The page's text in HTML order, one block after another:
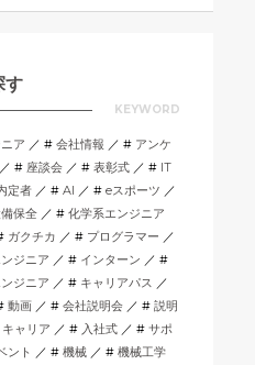
す
KEYWORD
ア 会社情報
アンケ
座談会 表彰式
IT
定者 AI
eスポーツ
保全
化学系エンジニア
ガクチカ
プログラマー
ジニア
インターン
ジニア
キャリアパス
動画 会社説明会
説明
キャリア 入社式
サポ
ント 機械
機械工学